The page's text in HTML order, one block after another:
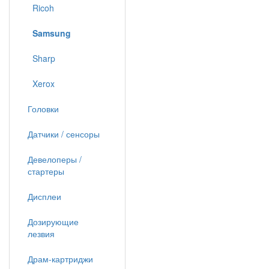
Ricoh
Samsung
Sharp
Xerox
Головки
Датчики / сенсоры
Девелоперы /
стартеры
Дисплеи
Дозирующие
лезвия
Драм-картриджи